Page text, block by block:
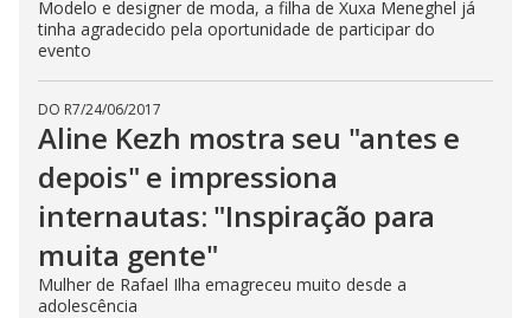
Modelo e designer de moda, a filha de Xuxa Meneghel já
tinha agradecido pela oportunidade de participar do
evento
DO R7/24/06/2017
Aline Kezh mostra seu "antes e
depois" e impressiona
internautas: "Inspiração para
muita gente"
Mulher de Rafael Ilha emagreceu muito desde a
adolescência